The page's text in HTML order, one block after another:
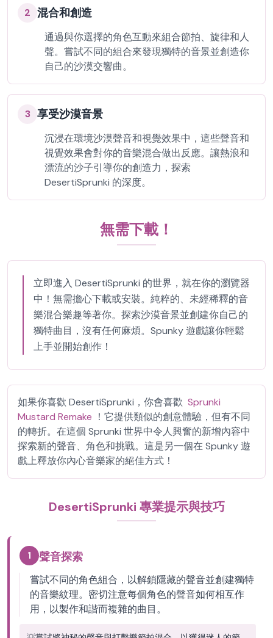
2 混合和創造
通過與你選擇的角色互動來組合節拍、旋律和人
聲。嘗試不同的組合來發現獨特的音景並創造你
自己的沙漠交響曲。
3 享受沙漠音景
沉浸在環境沙漠聲音和視覺效果中，這些聲音和
視覺效果會對你的音樂混合做出反應。讓熱浪和
漂流的沙子引導你的創造力，探索
DesertiSprunki 的深度。
無需下載！
立即進入 DesertiSprunki 的世界，就在你的瀏覽器
中！無需擔心下載或安裝。純粹的、未經稀釋的音
樂混合樂趣等著你。探索沙漠音景並創建你自己的
獨特曲目，沒有任何麻煩。Spunky 遊戲讓你輕鬆
上手並開始創作！
如果你喜歡 DesertiSprunki，你會喜歡 Sprunki
Mustard Remake ！它提供類似的創意體驗，但有不同
的轉折。在這個 Sprunki 世界中令人興奮的新增內容中
探索新的聲音、角色和挑戰。這是另一個在 Spunky 遊
戲上釋放你內心音樂家的絕佳方式！
DesertiSprunki 專業提示與技巧
1 聲音探索
嘗試不同的角色組合，以解鎖隱藏的聲音並創建獨特
的音樂紋理。密切注意每個角色的聲音如何相互作
用，以製作和諧而複雜的曲目。